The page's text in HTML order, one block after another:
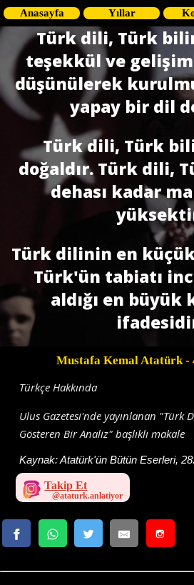
Anasayfa Yıllar
Türk dili, Türk
teşekkül ve
düşünülerek
yapay bir dil
Türk dili, Türk
doğaldır. Türk dili,
dehası kadar
Türk dilinin en
Türk'ün tabiatı
aldığı en bü­yük
Mustafa Kemal Atatürk-
Türkçe Hakkında
Ulus Gazetesi'nde yayınlanan
Gösteren Bir Analiz" başlıklı makale
Kaynak:Atatürk'ün Bütün Eserleri,
Takip Et